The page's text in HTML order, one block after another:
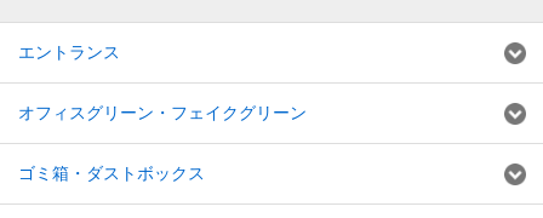
エントランス
オフィスグリーン・フェイクグリーン
ゴミ箱・ダストボックス